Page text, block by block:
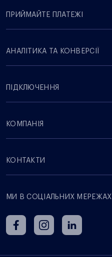
ПРИЙМАЙТЕ ПЛАТЕЖІ
АНАЛІТИКА ТА КОНВЕРСІЇ
ПІДКЛЮЧЕННЯ
КОМПАНІЯ
КОНТАКТИ
МИ В СОЦІАЛЬНИХ МЕРЕЖАХ